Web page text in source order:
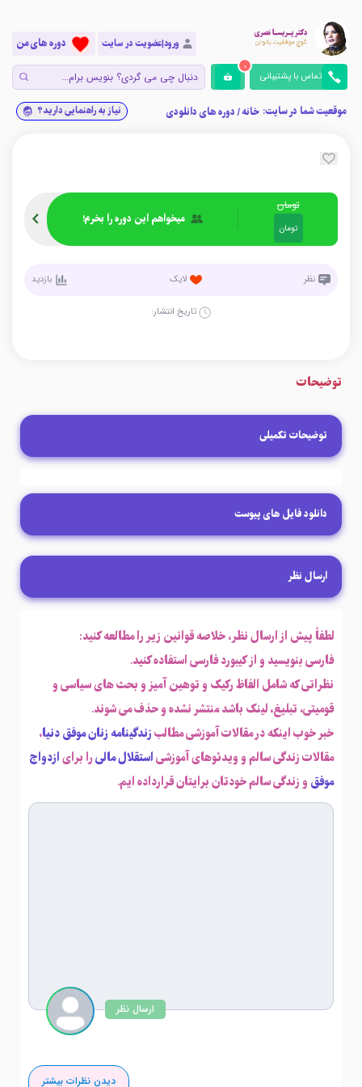
ورود|عضویت در سایت دوره های من
تماس با پشتیبانی
0
موقعیت شما در سایت: خانه/دوره های دانلودی نیاز به راهنمایی دارید؟
تومان
تومان
میخواهم این دوره را بخرم!
نظر لایک بازدید
تاریخ انتشار:
توضیحات
توضیحات تکمیلی
دانلود فایل های پیوست
ارسال نظر
لطفاً پیش از ارسال نظر، خلاصه قوانین زیر را مطالعه کنید:
فارسی بنویسید و از کیبورد فارسی استفاده کنید.
نظراتی که شامل الفاظ رکیک و توهین آمیز و بحث های سیاسی و
قومیتی، تبلیغ، لینک باشد منتشر نشده و حذف می شوند.
خبر خوب اینکه در مقالات آموزشی مطالبزندگینامه زنان موفق دنیا،
مقالات زندگی سالم و ویدئوهای آموزشیاستقلال مالیرا برایازدواج
موفق و زندگی سالم خودتان برایتان قرارداده ایم.
ارسال نظر
دیدن نظرات بیشتر